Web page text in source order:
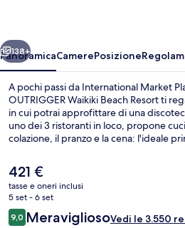
Avanti
138+
PanoramicaCamerePosizione
A pochi passi da International Market
OUTRIGGER Waikiki Beach Resort ti
in cui potrai approfittare di una
uno dei 3 ristoranti in loco, propone
colazione, il pranzo e la cena: l'ideale
bar sulla spiaggia, una terrazza e un
viaggiatori menzionano la piscina e i letti
Il
prezzo
attuale
è
421 €
421 €
tasse e oneri inclusi
5 set - 6 set
Recensioni
9,09,0 su 10
MeravigliosoVedi le 3.550